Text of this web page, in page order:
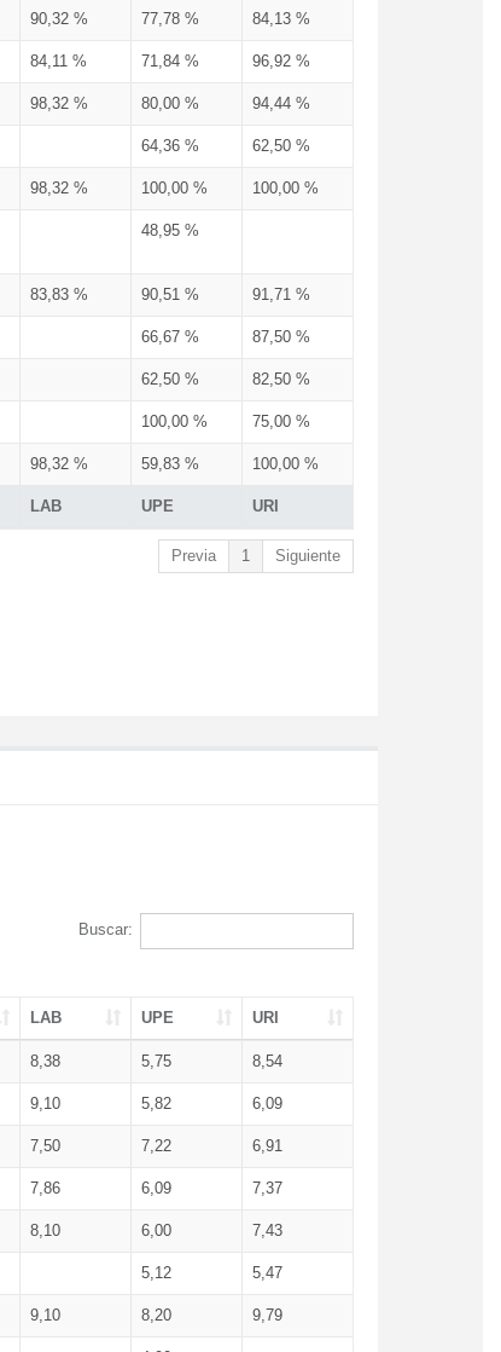
LAB UPE URI
90,32 % 77,78 % 84,13 %
84,11 % 71,84 % 96,92 %
98,32 % 80,00 % 94,44 %
64,36 % 62,50 %
98,32 % 100,00 % 100,00 %
48,95 %
83,83 % 90,51 % 91,71 %
66,67 % 87,50 %
62,50 % 82,50 %
100,00 % 75,00 %
98,32 % 59,83 % 100,00 %
Previa 1 Siguiente
Buscar:
LAB UPE URI
8,38 5,75 8,54
9,10 5,82 6,09
7,50 7,22 6,91
7,86 6,09 7,37
8,10 6,00 7,43
5,12 5,47
9,10 8,20 9,79